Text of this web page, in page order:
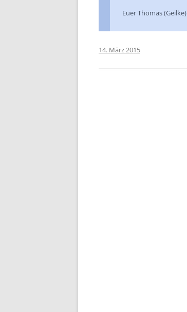
Euer Thomas (Geilke)
14. März 2015